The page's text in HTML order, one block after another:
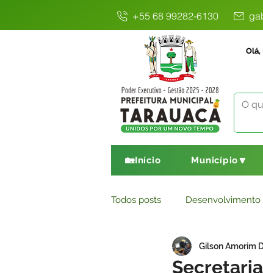
+55 68 99282-6130
Olá,
🏡Início Município🔽
Todos posts Desenvolvimento
Comunicado
Gilson Amorim